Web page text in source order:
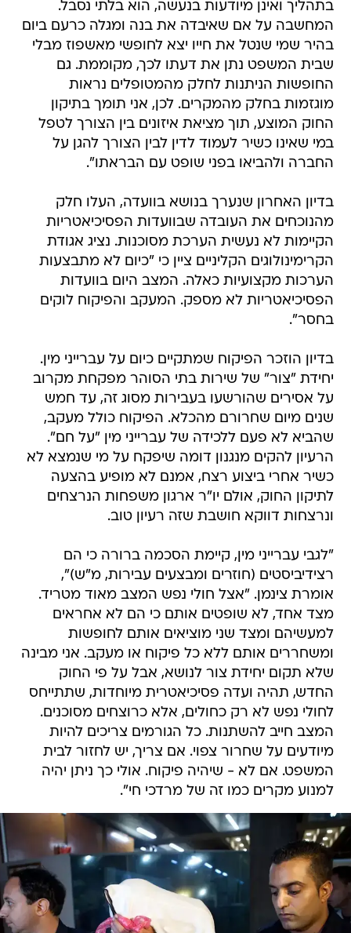
בתהליך ואינן מיודעות בנעשה, הוא בלתי נסבל.
המחשבה על אם שאיבדה את בנה ומגלה כרעם ביום
בהיר שמי שנטל את חייו יצא לחופשי מאשפוז מבלי
שבית המשפט נתן את דעתו לכך, מקוממת. גם
החופשות הניתנות לחלק מהמטופלים נראות
מוגזמות בחלק מהמקרים. לכן, אני תומך בתיקון
החוק המוצע, תוך מציאת איזונים בין הצורך לטפל
במי שאינו כשיר לעמוד לדין לבין הצורך להגן על
החברה ולהביאו בפני שופט עם הבראתו".
בדיון האחרון שנערך בנושא בוועדה, העלו חלק
מהנוכחים את העובדה שבוועדות הפסיכיאטריות
הקיימות לא נעשית הערכת מסוכנות. נציג אגודת
הקרימינולוגים הקליניים ציין כי "כיום לא מתבצעות
הערכות מקצועיות כאלה. המצב היום בוועדות
הפסיכיאטריות לא מספק. המעקב והפיקוח לוקים
בחסר".
בדיון הוזכר הפיקוח שמתקיים כיום על עברייני מין.
יחידת "צור" של שירות בתי הסוהר מפקחת מקרוב
על אסירים שהורשעו בעבירות מסוג זה, עד חמש
שנים מיום שחרורם מהכלא. הפיקוח כולל מעקב,
שהביא לא פעם ללכידה של עברייני מין "על חם".
הרעיון להקים מנגנון דומה שיפקח על מי שנמצא לא
כשיר אחרי ביצוע רצח, אמנם לא מופיע בהצעה
לתיקון החוק, אולם יו"ר ארגון משפחות הנרצחים
ונרצחות דווקא חושבת שזה רעיון טוב.
"לגבי עברייני מין, קיימת הסכמה ברורה כי הם
רצידיביסטים (חוזרים ומבצעים עבירות, מ"ש)",
אומרת צינמן. "אצל חולי נפש המצב מאוד מטריד.
מצד אחד, לא שופטים אותם כי הם לא אחראים
למעשיהם ומצד שני מוציאים אותם לחופשות
ומשחררים אותם ללא כל פיקוח או מעקב. אני מבינה
שלא תקום יחידת צור לנושא, אבל על פי החוק
החדש, תהיה ועדה פסיכיאטרית מיוחדות, שתתייחס
לחולי נפש לא רק כחולים, אלא כרוצחים מסוכנים.
המצב חייב להשתנות. כל הגורמים צריכים להיות
מיודעים על שחרור צפוי. אם צריך, יש לחזור לבית
המשפט. אם לא - שיהיה פיקוח. אולי כך ניתן יהיה
למנוע מקרים כמו זה של מרדכי חי".